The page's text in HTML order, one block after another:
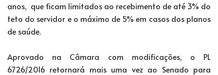
anos, que ficam limitados ao recebimento de até 3% do
teto do servidor e o máximo de 5% em casos dos planos
de saúde.
Aprovado na Câmara com modificações, o PL
6726/2016 retornará mais uma vez ao Senado para